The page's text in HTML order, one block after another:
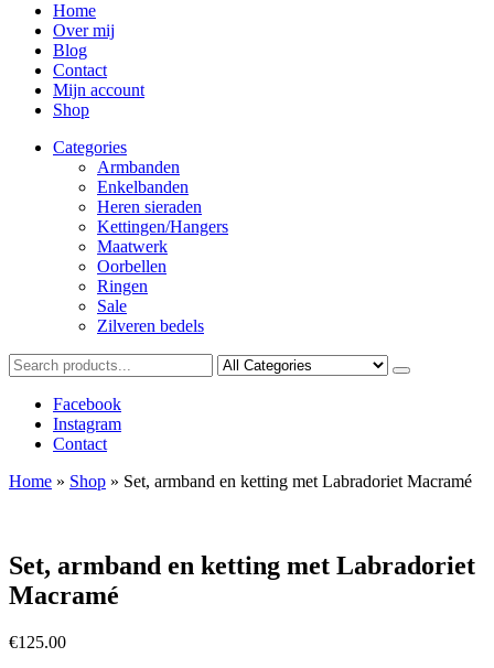
Home
Over mij
Blog
Contact
Mijn account
Shop
Categories
Armbanden
Enkelbanden
Heren sieraden
Kettingen/Hangers
Maatwerk
Oorbellen
Ringen
Sale
Zilveren bedels
Facebook
Instagram
Contact
Home » Shop » Set, armband en ketting met Labradoriet Macramé
Set, armband en ketting met Labradoriet
Macramé
€125.00